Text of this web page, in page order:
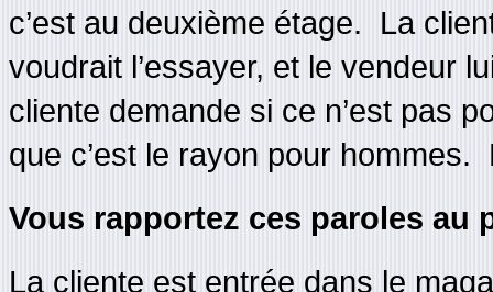
c’est au deuxième étage. La
voudrait l’essayer, et le vendeur
cliente demande si ce n’est pas
que c’est le rayon pour hommes.
Vous rapportez ces paroles au
La cliente est entrée dans le